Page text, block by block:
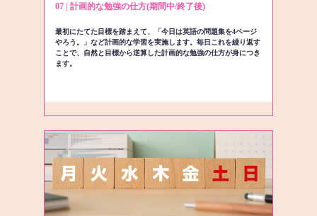
07 | 計画的な勉強の仕方(期間中/終了後)
最初にたてた目標を踏まえて、「今日は英語の問題集を4ページ
やろう。」など計画的な学習を実施します。毎日これを繰り返す
ことで、自然と目標から逆算した計画的な勉強の仕方が身につき
ます。